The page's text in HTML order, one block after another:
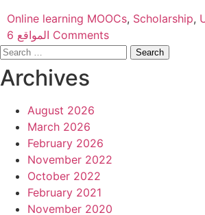
Categories
Online learning Tags
MOOCs, Scholarship,
المواقع 6 Comments
Search
for:
Archives
August 2026
March 2026
February 2026
November 2022
October 2022
February 2021
November 2020